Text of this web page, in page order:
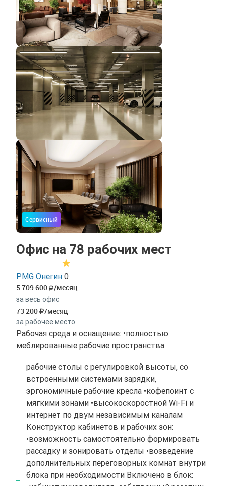
Сервисный
Офис на 78 рабочих мест
PMG Онегин 0
5 709 600 /месяц
за весь офис
73 200 /месяц
за рабочее место
Рабочая среда и оснащение: •полностью
меблированные рабочие пространства
рабочие столы с регулировкой высоты, со
встроенными системами зарядки,
эргономичные рабочие кресла •кофепоинт с
мягкими зонами •высокоскоростной Wi-Fi и
интернет по двум независимым каналам
Конструктор кабинетов и рабочих зон:
•возможность самостоятельно формировать
рассадку и зонировать отделы •возведение
дополнительных переговорных комнат внутри
блока при необходимости Включено в блок: